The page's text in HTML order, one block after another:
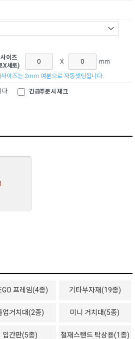
이즈
X세로)
X mm
이즈는 2mm 여분으로 자동셋팅됩니다.
다. 긴급주문시 체크
프레임(4종) 기타부자재(19종)
업거치대(2종) 미니 거치대(5종)
입간판(5종) 철재스탠드 탁상용(1종)